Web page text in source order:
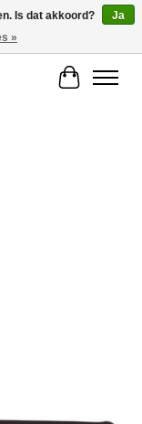
Is dat akkoord?
Ja
»